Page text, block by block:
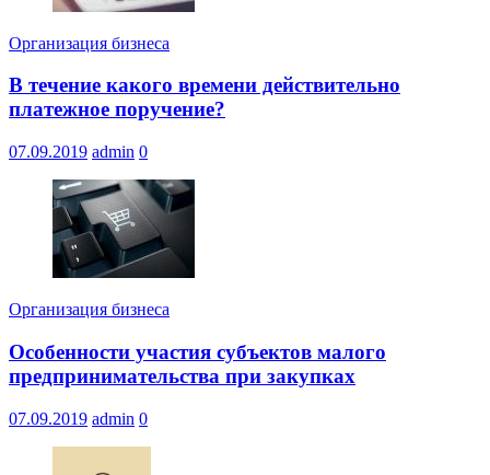
Организация бизнеса
В течение какого времени действительно
платежное поручение?
07.09.2019 admin 0
Организация бизнеса
Особенности участия субъектов малого
предпринимательства при закупках
07.09.2019 admin 0